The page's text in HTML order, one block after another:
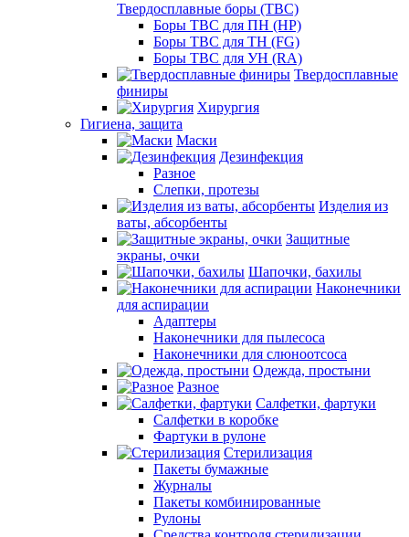
Твердосплавные боры (ТВС)
Боры ТВС для ПН (HP)
Боры ТВС для ТН (FG)
Боры ТВС для УН (RA)
Твердосплавные
финиры
Хирургия
Гигиена, защита
Маски
Дезинфекция
Разное
Слепки, протезы
Изделия из
ваты, абсорбенты
Защитные
экраны, очки
Шапочки, бахилы
Наконечники
для аспирации
Адаптеры
Наконечники для пылесоса
Наконечники для слюноотсоса
Одежда, простыни
Разное
Салфетки, фартуки
Салфетки в коробке
Фартуки в рулоне
Стерилизация
Пакеты бумажные
Журналы
Пакеты комбинированные
Рулоны